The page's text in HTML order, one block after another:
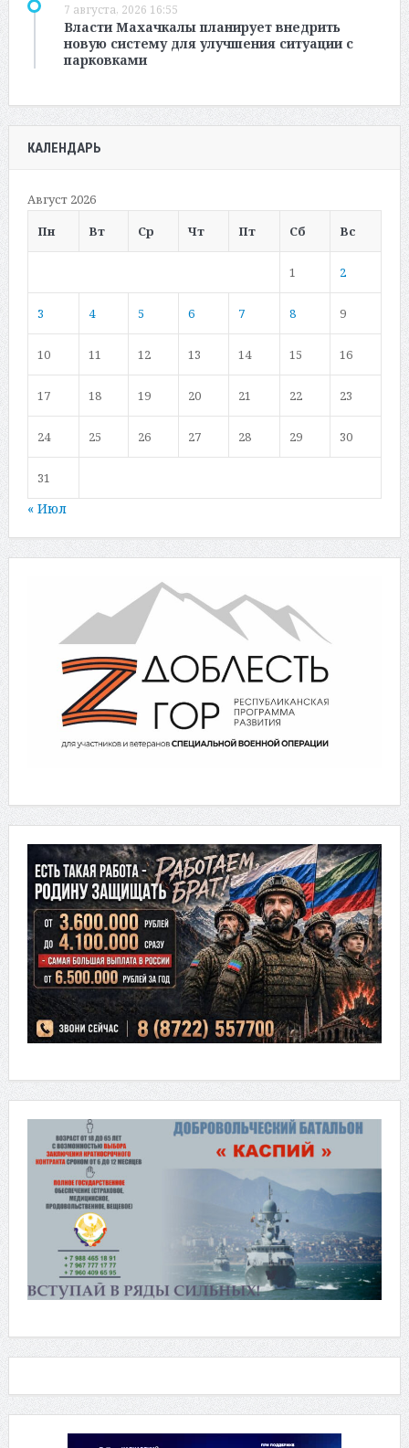
7 августа, 2026 16:55
Власти Махачкалы планирует внедрить
новую систему для улучшения ситуации с
парковками
КАЛЕНДАРЬ
Август 2026
Пн
Вт Ср Чт Пт Сб Вс
1 2
3 4 5 6 7 8 9
10 11 12 13 14 15 16
17 18 19 20 21 22 23
24 25 26 27 28 29 30
31
« Июл